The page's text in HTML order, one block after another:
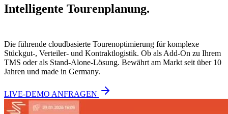
Intelligente Tourenplanung.
Die führende cloudbasierte Tourenoptimierung für komplexe
Stückgut-, Verteiler- und Kontraktlogistik. Ob als Add-On zu Ihrem
TMS oder als Stand-Alone-Lösung. Bewährt am Markt seit über 10
Jahren und made in Germany.
LIVE-DEMO ANFRAGEN